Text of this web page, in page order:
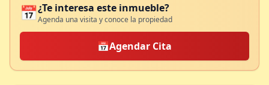
📅¿Te interesa este inmueble?
Agenda una visita y conoce la propiedad
📅Agendar Cita